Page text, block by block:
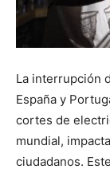
La interrupción
España y
cortes de
mundial,
ciudadanos.